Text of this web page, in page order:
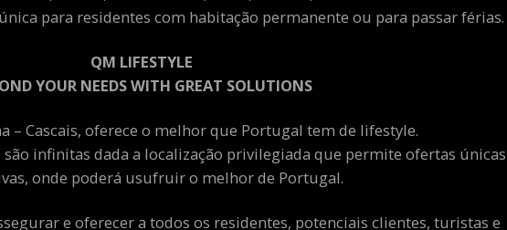
para residentes com habitação permanente ou para passar férias.
QM LIFESTYLE
YOUR NEEDS WITH GREAT SOLUTIONS
– Cascais, oferece o melhor que Portugal tem de lifestyle.
são infinitas dada a localização privilegiada que permite ofertas únicas
onde poderá usufruir o melhor de Portugal.
e oferecer a todos os residentes, potenciais clientes, turistas e